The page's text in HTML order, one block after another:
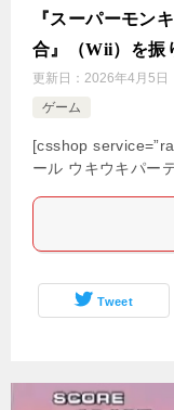
『スーパーモン
合』（Wii）を振
更新日： 2026年4月5日
ゲーム
[csshop
ール ウキウキパー
Tweet